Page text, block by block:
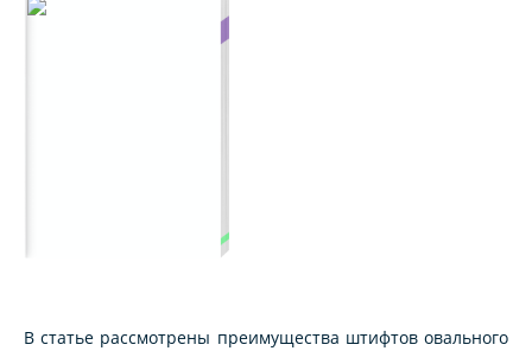
В статье рассмотрены преимущества штифтов овального